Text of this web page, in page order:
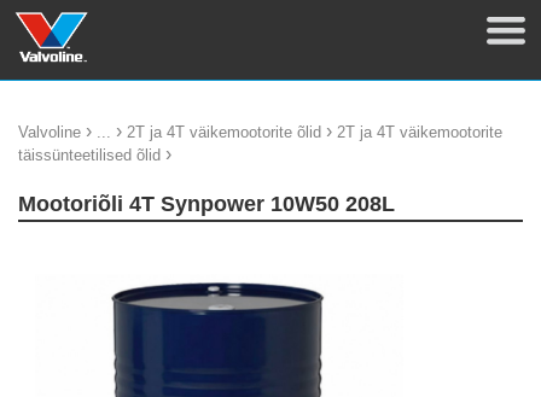
Valvoline › ... › 2T ja 4T väikemootorite õlid › 2T ja 4T väikemootorite
täissünteetilised õlid ›
Mootoriõli 4T Synpower 10W50 208L